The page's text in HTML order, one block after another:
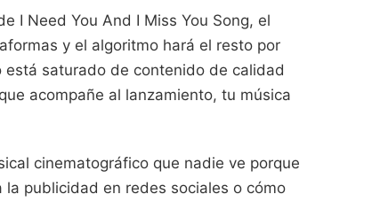
I Need You And I Miss You Song, el
y el algoritmo hará el resto por
saturado de contenido de calidad
acompañe al lanzamiento, tu música
cinematográfico que nadie ve porque
publicidad en redes sociales o cómo